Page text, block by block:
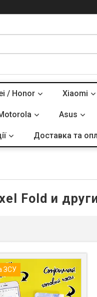
/ Honor Xiaomi
Asus
Доставка та
Fold и
ЗСУ